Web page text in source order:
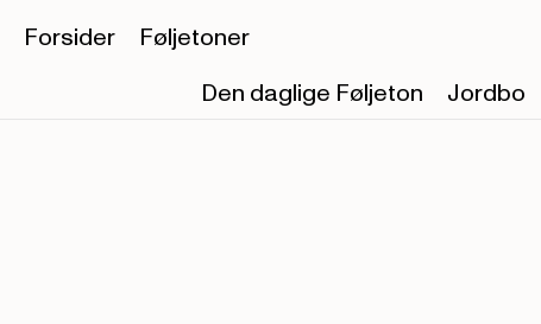
Forsider
Føljetoner
Den daglige Føljeton
Jordbo